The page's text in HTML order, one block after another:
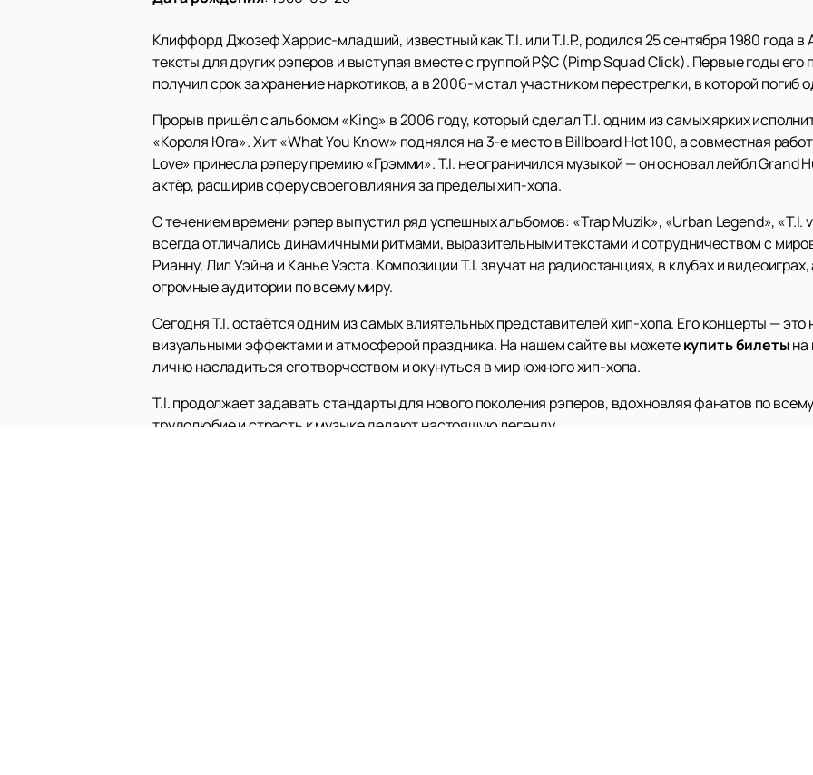
Клиффорд Джозеф Харрис-младший, известный как T.I. или T.I.P., родился 25 сентября 1980 года в
тексты для других рэперов и выступая вместе с группой P$C (Pimp Squad Click). Первые годы
получил срок за хранение наркотиков, а в 2006-м стал участником перестрелки, в которой погиб
Прорыв пришёл с альбомом «King» в 2006 году, который сделал T.I. одним из самых ярких
«Короля Юга». Хит «What You Know» поднялся на 3-е место в Billboard Hot 100, а совместная
Love» принесла рэперу премию «Грэмми». T.I. не ограничился музыкой — он основал лейбл Grand
актёр, расширив сферу своего влияния за пределы хип-хопа.
С течением времени рэпер выпустил ряд успешных альбомов: «Trap Muzik», «Urban Legend», «T.I.
всегда отличались динамичными ритмами, выразительными текстами и сотрудничеством с
Рианну, Лил Уэйна и Канье Уэста. Композиции T.I. звучат на радиостанциях, в клубах и
огромные аудитории по всему миру.
Сегодня T.I. остаётся одним из самых влиятельных представителей хип-хопа. Его концерты —
визуальными эффектами и атмосферой праздника. На нашем сайте вы можетекупить билетына
лично насладиться его творчеством и окунуться в мир южного хип-хопа.
T.I. продолжает задавать стандарты для нового поколения рэперов, вдохновляя фанатов по
трудолюбие и страсть к музыке делают настоящую легенду.